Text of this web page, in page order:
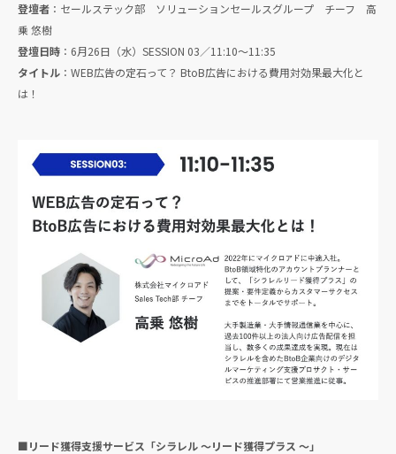
登壇者 ：セールステック部 ソリューションセールスグループ チーフ 高
乗 悠樹
登壇日時 ：6月26日（水）SESSION 03／11:10〜11:35
タイトル ：WEB広告の定石って？ BtoB広告における費用対効果最大化と
は！
■リード獲得支援サービス「シラレル 〜リード獲得プラス 〜」